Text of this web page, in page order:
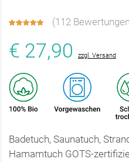
(112 Bewertungen
€ 27,90 zzgl. Versand
Badetuch, Saunatuch,
Hamamtuch GOTS-